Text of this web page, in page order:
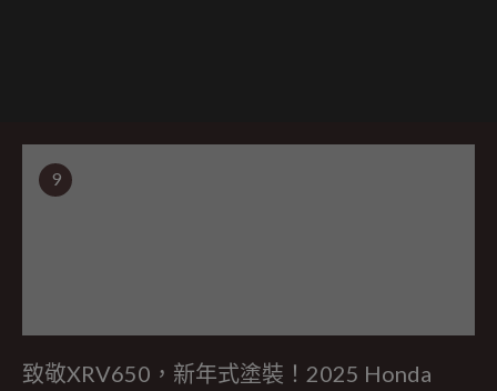
9
致敬XRV650，新年式塗裝！2025 Honda